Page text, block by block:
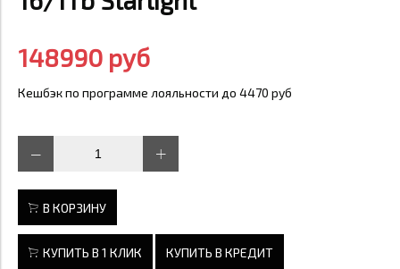
148990 руб
Кешбэк по программе лояльности до 4470 руб
В КОРЗИНУ
КУПИТЬ В 1 КЛИК КУПИТЬ В КРЕДИТ